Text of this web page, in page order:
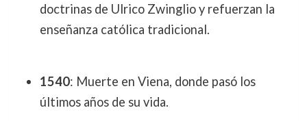
doctrinas de Ulrico Zwinglio y refuerzan la
enseñanza católica tradicional.
1540: Muerte en Viena, donde pasó los
últimos años de su vida.